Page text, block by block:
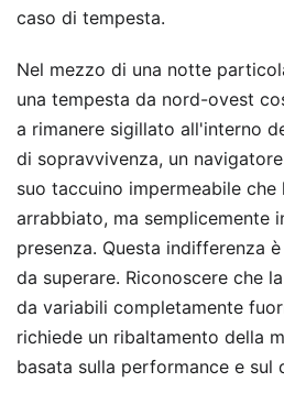
caso di tempesta.
Nel mezzo di una notte
una tempesta da nord-ovest
a rimanere sigillato all'interno
di sopravvivenza, un
suo taccuino impermeabile
arrabbiato, ma semplicemente
presenza. Questa indifferenza
da superare. Riconoscere che
da variabili completamente
richiede un ribaltamento della
basata sulla performance e sul